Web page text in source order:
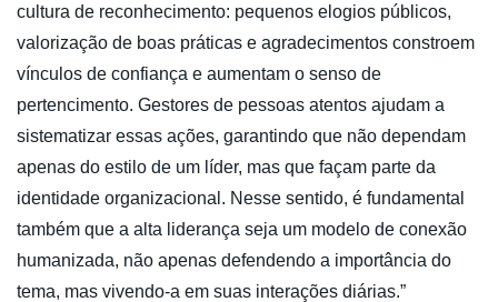
cultura de reconhecimento: pequenos elogios públicos,
valorização de boas práticas e agradecimentos constroem
vínculos de confiança e aumentam o senso de
pertencimento. Gestores de pessoas atentos ajudam a
sistematizar essas ações, garantindo que não dependam
apenas do estilo de um líder, mas que façam parte da
identidade organizacional. Nesse sentido, é fundamental
também que a alta liderança seja um modelo de conexão
humanizada, não apenas defendendo a importância do
tema, mas vivendo-a em suas interações diárias.”